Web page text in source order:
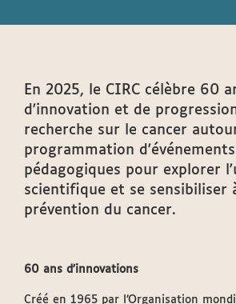
En 2025, le CIRC célèbre 60
d'innovation et de
recherche sur le cancer
programmation
pédagogiques pour explorer
scientifique et se sensibiliser
prévention du cancer.
60 ans d'innovations
Créé en 1965 par l’Organisation